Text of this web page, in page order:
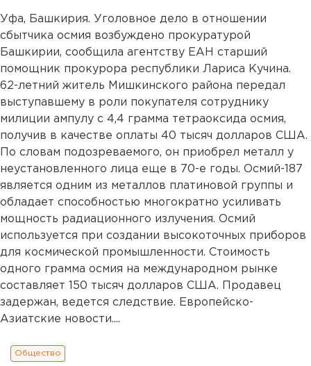
Уфа, Башкирия. Уголовное дело в отношении
сбытчика осмия возбуждено прокуратурой
Башкирии, сообщила агентству ЕАН старший
помощник прокурора республики Лариса Кучина.
62-летний житель Мишкинского района передал
выступавшему в роли покупателя сотруднику
милиции ампулу с 4,4 грамма тетраоксида осмия,
получив в качестве оплаты 40 тысяч долларов США.
По словам подозреваемого, он приобрел металл у
неустановленного лица еще в 70-е годы. Осмий-187
является одним из металлов платиновой группы и
обладает способностью многократно усиливать
мощность радиационного излучения. Осмий
используется при создании высокоточных приборов
для космической промышленности. Стоимость
одного грамма осмия на международном рынке
составляет 150 тысяч долларов США. Продавец
задержан, ведется следствие. Европейско-
Азиатские новости....
Общество